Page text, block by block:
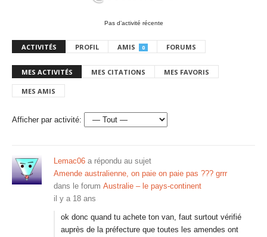
Pas d’activité récente
ACTIVITÉS PROFIL AMIS 0 FORUMS
MES ACTIVITÉS MES CITATIONS MES FAVORIS
MES AMIS
Afficher par activité:
Lemac06 a répondu au sujet
Amende australienne, on paie on paie pas ??? grrr
dans le forum Australie – le pays-continent
il y a 18 ans
ok donc quand tu achete ton van, faut surtout vérifié
auprès de la préfecture que toutes les amendes ont